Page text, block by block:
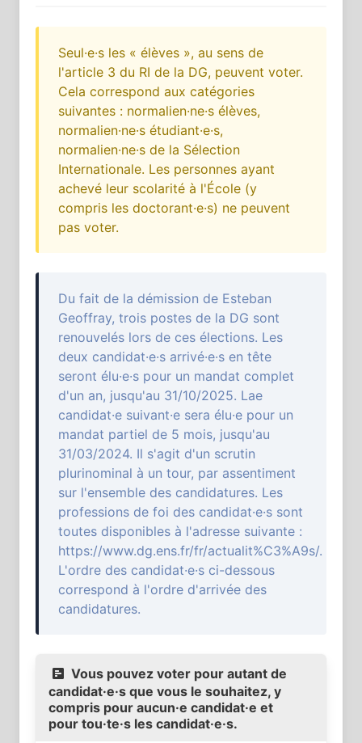
Seul·e·s les « élèves », au sens de
l'article 3 du RI de la DG, peuvent voter.
Cela correspond aux catégories
suivantes : normalien·ne·s élèves,
normalien·ne·s étudiant·e·s,
normalien·ne·s de la Sélection
Internationale. Les personnes ayant
achevé leur scolarité à l'École (y
compris les doctorant·e·s) ne peuvent
pas voter.
Du fait de la démission de Esteban
Geoffray, trois postes de la DG sont
renouvelés lors de ces élections. Les
deux candidat·e·s arrivé·e·s en tête
seront élu·e·s pour un mandat complet
d'un an, jusqu'au 31/10/2025. Lae
candidat·e suivant·e sera élu·e pour un
mandat partiel de 5 mois, jusqu'au
31/03/2024. Il s'agit d'un scrutin
plurinominal à un tour, par assentiment
sur l'ensemble des candidatures. Les
professions de foi des candidat·e·s sont
toutes disponibles à l'adresse suivante :
https://www.dg.ens.fr/fr/actualit%C3%A9s/.
L'ordre des candidat·e·s ci-dessous
correspond à l'ordre d'arrivée des
candidatures.
Vous pouvez voter pour autant de
candidat·e·s que vous le souhaitez, y
compris pour aucun·e candidat·e et
pour tou·te·s les candidat·e·s.